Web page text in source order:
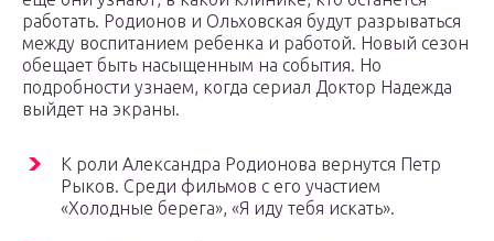
работать. Родионов и Ольховская будут разрываться
между воспитанием ребенка и работой. Новый сезон
обещает быть насыщенным на события. Но
подробности узнаем, когда сериал Доктор Надежда
выйдет на экраны.
К роли Александра Родионова вернутся Петр
Рыков. Среди фильмов с его участием
«Холодные берега», «Я иду тебя искать».